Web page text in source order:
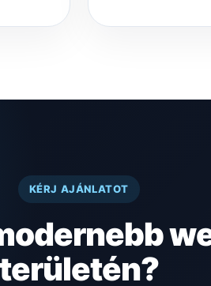
KÉRJ AJÁNLATOT
területén?